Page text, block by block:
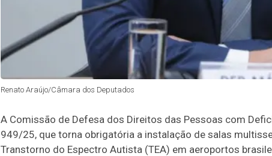
Renato Araújo/Câmara dos Deputados
A Comissão de Defesa dos Direitos das Pessoas com
949/25, que torna obrigatória a instalação de salas
Transtorno do Espectro Autista (TEA) em aeroportos